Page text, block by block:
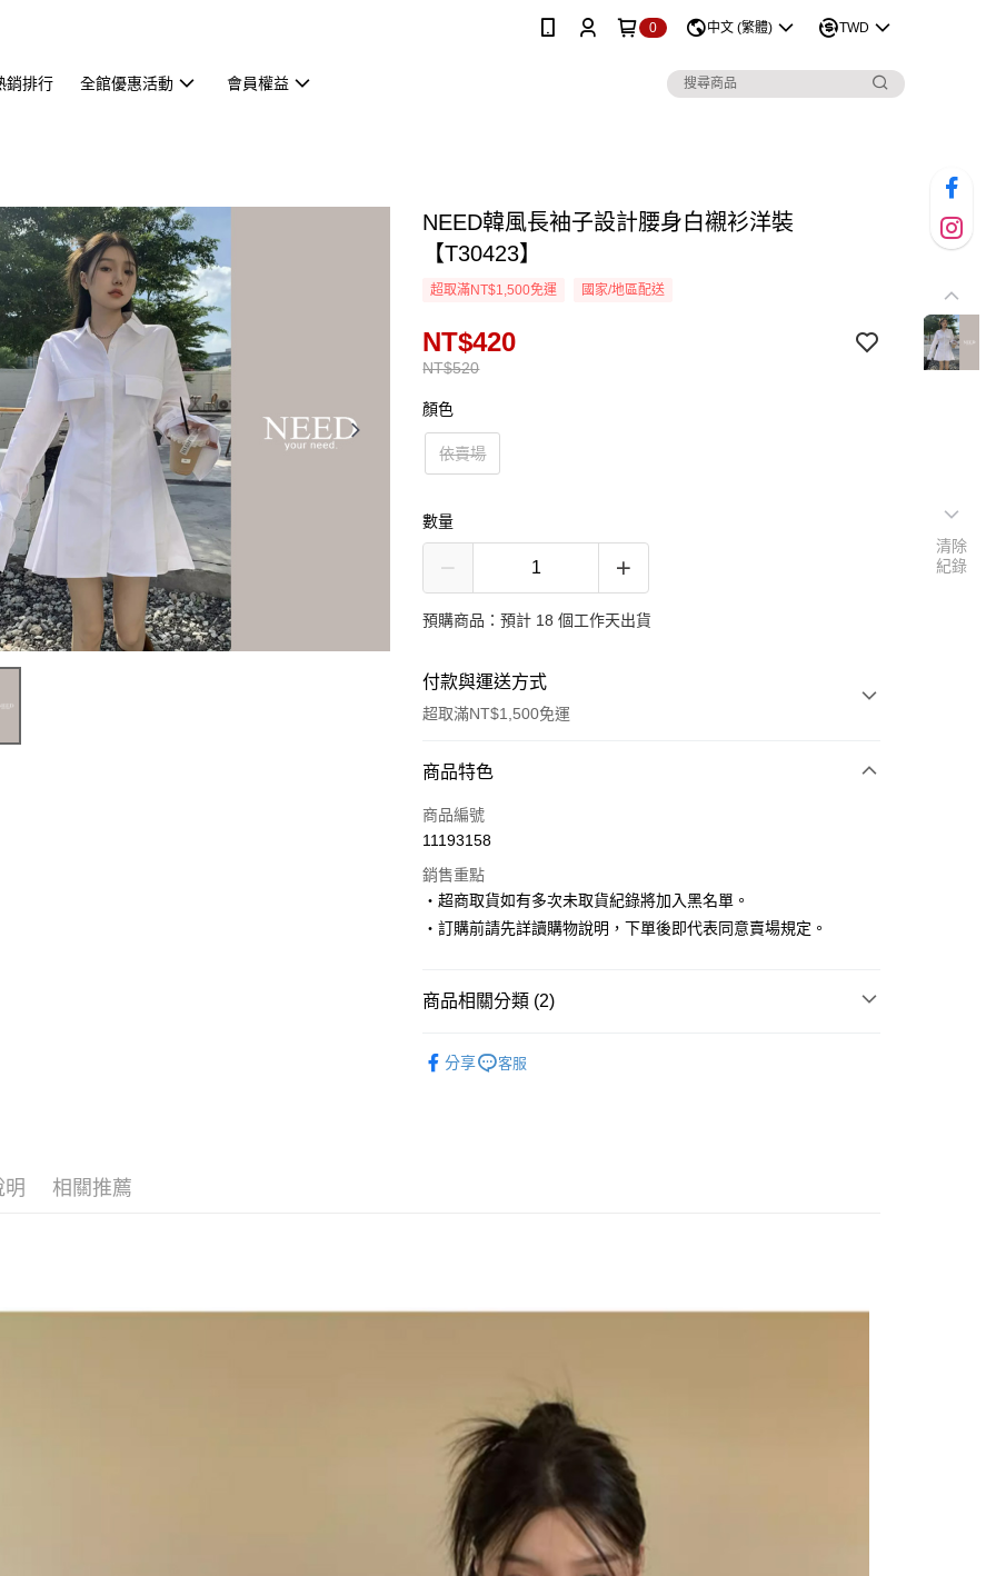
0 中文 (繁體) TWD
銷排行 全館優惠活動 會員權益
NEED韓風長袖子設計腰身白襯衫洋裝
【T30423】
超取滿NT$1,500免運 國家/地區配送
NT$520
NT$420
顏色
依賣場
數量
預購商品：預計 18 個工作天出貨
付款與運送方式
超取滿NT$1,500免運
付款方式
信用卡一次付款
LINE Pay
Apple Pay
Google Pay
１．於結帳方式選擇「AFTEE先享後付」後，將跳轉至「AFTEE先享後
※ 請注意：結帳手續完成當下不需立刻繳費，但若您需要取消訂單，請聯
絡購買商品的店家。未經商家同意取消之訂單仍視為有效，需透過AFTEE
先享後付繳納相關費用。
※ 交易是否成功請以「AFTEE先享後付 」之結帳頁面顯示為準，若有關於
是否繳費成功／繳費後需取消欲退款等相關疑問，請聯繫「AFTEE先享後
付客戶支援中心」
https://netprotections.freshdesk.com/support/home
【注意事項】
１．透過由恩沛科技股份有限公司提供之「AFTEE先享後付」服務完成之
每筆NT$80，滿NT$1,500(含以上)免運費
萊爾富取貨付款
每筆NT$80，滿NT$1,500(含以上)免運費
付款後萊爾富取貨
每筆NT$80，滿NT$1,500(含以上)免運費
離島取貨加價40
商品特色
商品編號
11193158
銷售重點
‧超商取貨如有多次未取貨紀錄將加入黑名單。
‧訂購前請先詳讀購物說明，下單後即代表同意賣場規定。
商品相關分類 (2)
分享 客服
明 相關推薦
清除
紀錄